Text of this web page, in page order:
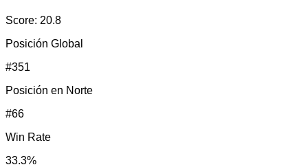
Score: 20.8
Posición Global
#351
Posición en Norte
#66
Win Rate
33.3%